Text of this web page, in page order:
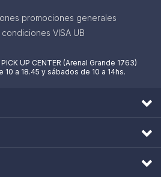
promociones generales
condiciones VISA UB
UP CENTER (Arenal Grande 1763)
10 a 18.45 y sábados de 10 a 14hs.